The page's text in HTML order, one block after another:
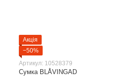
Акція
−50%
Артикул: 10528379
Сумка BLÅVINGAD